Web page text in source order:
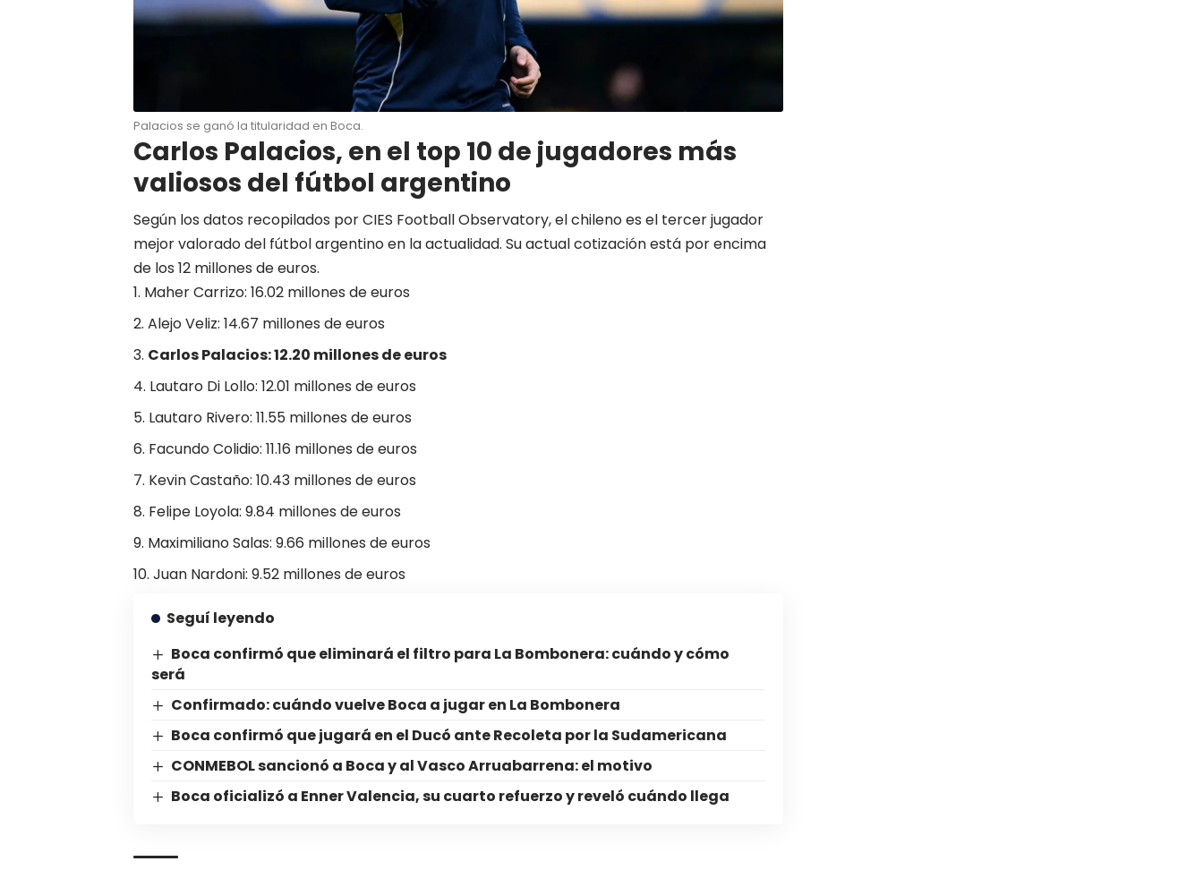
Palacios se ganó la titularidad en Boca.
Carlos Palacios, en el top 10 de jugadores más
valiosos del fútbol argentino
Según los datos recopilados por CIES Football Observatory, el chileno es el tercer jugador
mejor valorado del fútbol argentino en la actualidad. Su actual cotización está por encima
de los 12 millones de euros.
Maher Carrizo: 16.02 millones de euros
Alejo Veliz: 14.67 millones de euros
Carlos Palacios: 12.20 millones de euros
Lautaro Di Lollo: 12.01 millones de euros
Lautaro Rivero: 11.55 millones de euros
Facundo Colidio: 11.16 millones de euros
Kevin Castaño: 10.43 millones de euros
Felipe Loyola: 9.84 millones de euros
Maximiliano Salas: 9.66 millones de euros
Juan Nardoni: 9.52 millones de euros
Seguí leyendo
Boca confirmó que eliminará el filtro para La Bombonera: cuándo y cómo
será
Confirmado: cuándo vuelve Boca a jugar en La Bombonera
Boca confirmó que jugará en el Ducó ante Recoleta por la Sudamericana
CONMEBOL sancionó a Boca y al Vasco Arruabarrena: el motivo
Boca oficializó a Enner Valencia, su cuarto refuerzo y reveló cuándo llega